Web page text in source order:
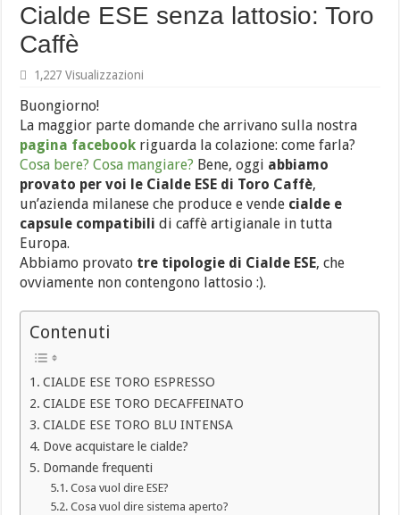
Cialde ESE senza lattosio: Toro
Caffè
1,227 Visualizzazioni
Buongiorno!
La maggior parte domande che arrivano sulla nostra
pagina facebook riguarda la colazione: come farla?
Cosa bere? Cosa mangiare? Bene, oggi abbiamo
provato per voi le Cialde ESE di Toro Caffè,
un’azienda milanese che produce e vende cialde e
capsule compatibili di caffè artigianale in tutta
Europa.
Abbiamo provato tre tipologie di Cialde ESE, che
ovviamente non contengono lattosio :).
Contenuti
CIALDE ESE TORO ESPRESSO
CIALDE ESE TORO DECAFFEINATO
CIALDE ESE TORO BLU INTENSA
Dove acquistare le cialde?
Domande frequenti
Cosa vuol dire ESE?
Cosa vuol dire sistema aperto?